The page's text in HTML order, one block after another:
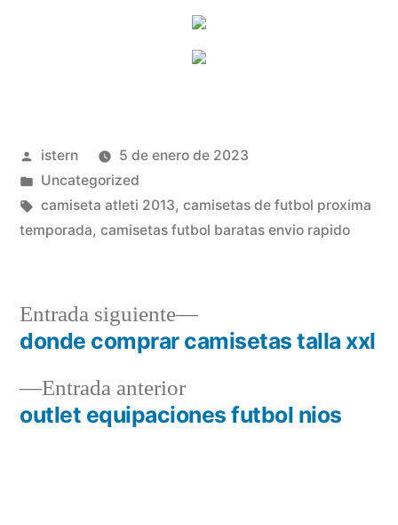
Publicado
por
istern
5 de enero de 2023
Publicado
en
Uncategorized
Etiquetas:
camiseta atleti 2013, camisetas de futbol proxima
temporada, camisetas futbol baratas envio rapido
Navegación
de
entradas
Entrada anteriorEntrada
anterior:
outlet equipaciones futbol nios
Entrada siguiente
Entrada
siguiente:
donde comprar camisetas talla xxl